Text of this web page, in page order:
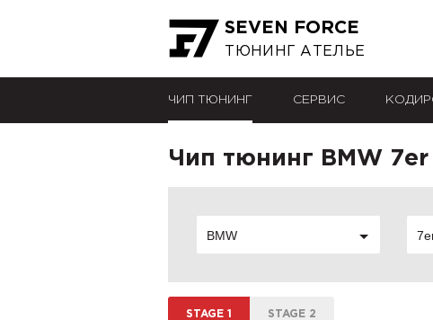
SEVEN FORCE
ТЮНИНГ АТЕЛЬЕ
ЧИП ТЮНИНГ СЕРВИС
Чип тюнинг BMW
BMW
STAGE 1 STAGE 2